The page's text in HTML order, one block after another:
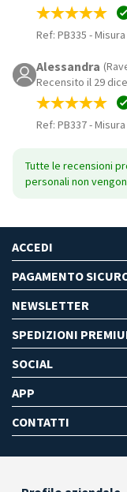
Ref: PB335 -
Alessandra
Recensito il 29
Ref: PB337-
Tutte le recensioni
personali non
ACCEDI
PAGAMENTO
NEWSLETTER
SPEDIZIONI
SOCIAL
APP
CONTATTI